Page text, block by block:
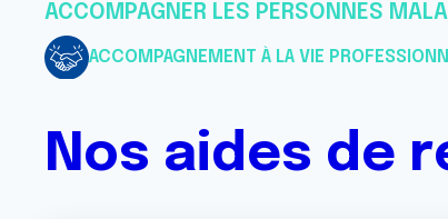
ACCOMPAGNER LES PERSONNES
ACCOMPAGNEMENT À LA VIE
Nos aides de